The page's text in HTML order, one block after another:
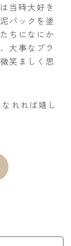
当時大好き
パックを塗
ちになにか
大事なプラ
笑ましく思
れれば嬉し